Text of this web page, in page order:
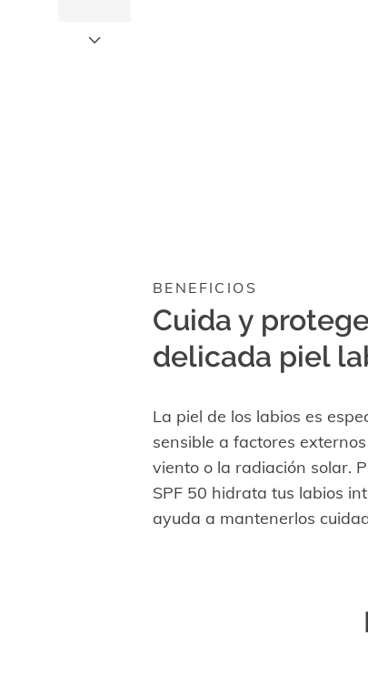
videos
BENEFICIOS
Cuida y
delicada piel
La piel de los labios es
sensible a factores
viento o la radiación solar.
SPF 50 hidrata tus labios
ayuda a mantenerlos